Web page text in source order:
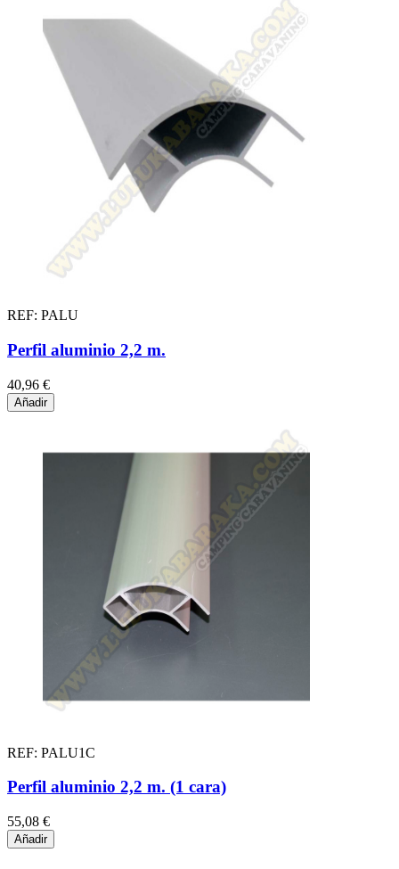
REF: PALU
Perfil aluminio 2,2 m.
40,96 €
Añadir
REF: PALU1C
Perfil aluminio 2,2 m. (1 cara)
55,08 €
Añadir